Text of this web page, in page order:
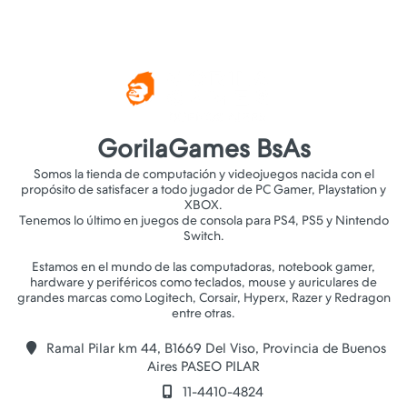
GorilaGames BsAs
Somos la tienda de computación y videojuegos nacida con el
propósito de satisfacer a todo jugador de PC Gamer, Playstation y
XBOX.
Tenemos lo último en juegos de consola para PS4, PS5 y Nintendo
Switch.
Estamos en el mundo de las computadoras, notebook gamer,
hardware y periféricos como teclados, mouse y auriculares de
grandes marcas como Logitech, Corsair, Hyperx, Razer y Redragon
Ramal Pilar km 44, B1669 Del Viso, Provincia de Buenos
Aires PASEO PILAR
11-4410-4824